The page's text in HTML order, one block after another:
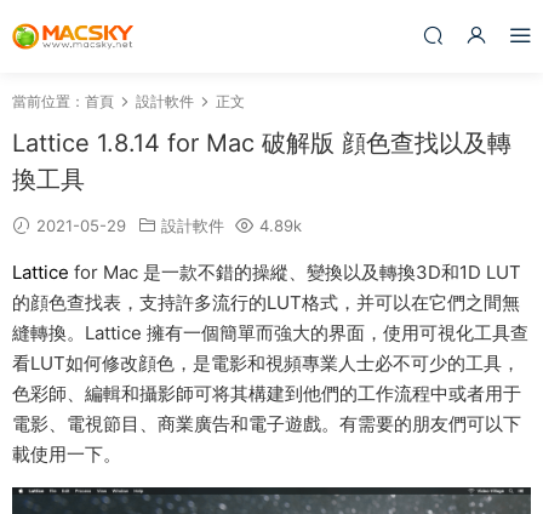
當前位置： 首頁 設計軟件 正文
Lattice 1.8.14 for Mac 破解版 顔色查找以及轉
換工具
2021-05-29 設計軟件 4.89k
Lattice for Mac 是一款不錯的操縱、變換以及轉換3D和1D LUT
的顔色查找表，支持許多流行的LUT格式，并可以在它們之間無
縫轉換。Lattice 擁有一個簡單而強大的界面，使用可視化工具查
看LUT如何修改顔色，是電影和視頻專業人士必不可少的工具，
色彩師、編輯和攝影師可将其構建到他們的工作流程中或者用于
電影、電視節目、商業廣告和電子遊戲。有需要的朋友們可以下
載使用一下。